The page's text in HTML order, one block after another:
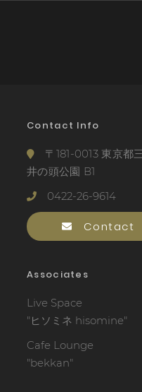
Contact Info
〒181-0013 東京都
井の頭公園 B1
0422-26-9614
Contact
Associates
Live Space
"ヒソミネ hisomine"
Cafe Lounge
"bekkan"